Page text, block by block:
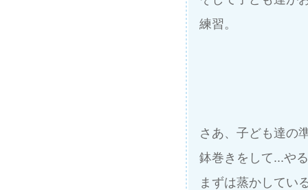
練習。
さあ、子ども達の
鉢巻きをして...や
まずは蒸かしてい